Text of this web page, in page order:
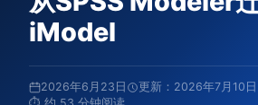
iModel
2026年6月23日 更新：2026年7月10日